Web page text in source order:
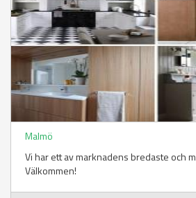
Malmö
Vi har ett av marknadens bredaste och
Välkommen!